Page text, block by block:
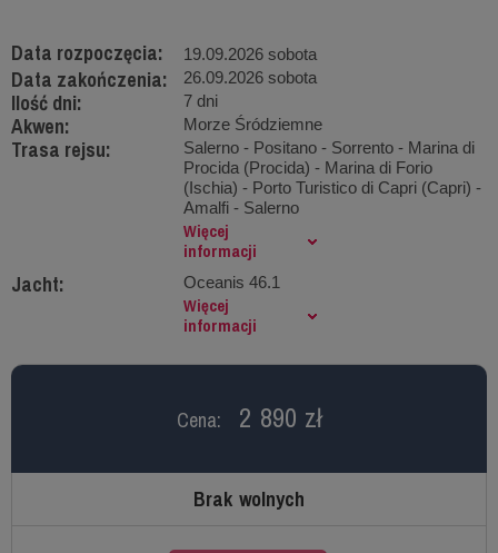
Data rozpoczęcia: 19.09.2026 sobota
Data zakończenia: 26.09.2026 sobota
Ilość dni: 7 dni
Akwen: Morze Śródziemne
Trasa rejsu:
Salerno - Positano - Sorrento - Marina di
Procida (Procida) - Marina di Forio
(Ischia) - Porto Turistico di Capri (Capri) -
Amalfi - Salerno
Więcej
informacji
Jacht: Oceanis 46.1
Więcej
informacji
Cena: 2 890 zł
Brak wolnych